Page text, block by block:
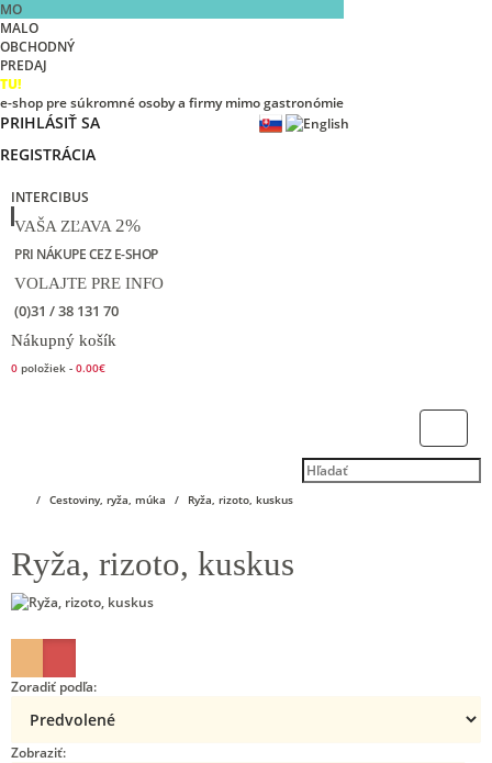
MO
MALO
OBCHODNÝ
PREDAJ
TU!
e-shop pre súkromné osoby a firmy mimo gastronómie
PRIHLÁSIŤ SA
REGISTRÁCIA
INTERCIBUS
VAŠA ZĽAVA 2%
PRI NÁKUPE CEZ E-SHOP
VOLAJTE PRE INFO
(0)31 / 38 131 70
Nákupný košík
0 položiek - 0.00€
Cestoviny, ryža, múka Ryža, rizoto, kuskus
Ryža, rizoto, kuskus
Zoradiť podľa:
Zobraziť: